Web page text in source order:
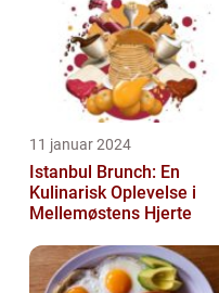
11 januar 2024
Istanbul Brunch: En
Kulinarisk Oplevelse i
Mellemøstens Hjerte